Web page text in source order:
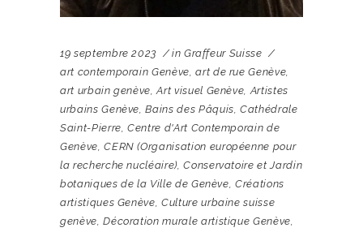
19 septembre 2023 in Graffeur Suisse
art contemporain Genève,art de rue Genève,
art urbain genève,Art visuel Genève,Artistes
urbains Genève,Bains des Pâquis,Cathédrale
Saint-Pierre,Centre d'Art Contemporain de
Genève,CERN (Organisation européenne pour
la recherche nucléaire),Conservatoire et Jardin
botaniques de la Ville de Genève,Créations
artistiques Genève,Culture urbaine suisse
genève,Décoration murale artistique Genève,